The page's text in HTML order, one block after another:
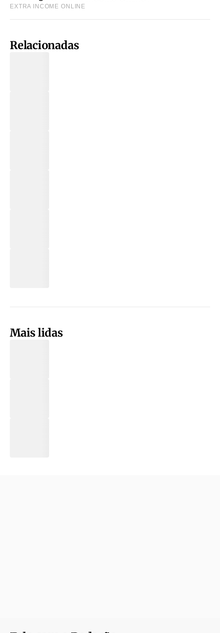
Relacionadas
Mais lidas